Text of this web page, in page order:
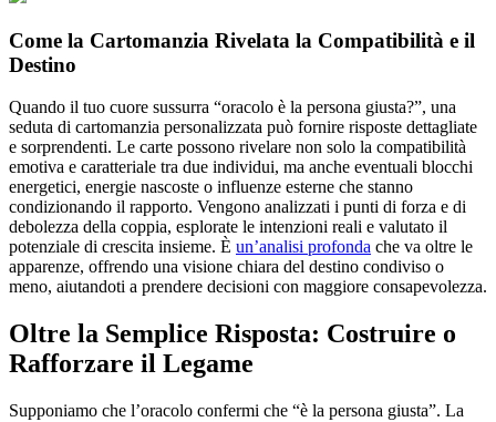
Come la Cartomanzia Rivelata la Compatibilità e il
Destino
Quando il tuo cuore sussurra “oracolo è la persona giusta?”, una
seduta di cartomanzia personalizzata può fornire risposte dettagliate
e sorprendenti. Le carte possono rivelare non solo la compatibilità
emotiva e caratteriale tra due individui, ma anche eventuali blocchi
energetici, energie nascoste o influenze esterne che stanno
condizionando il rapporto. Vengono analizzati i punti di forza e di
debolezza della coppia, esplorate le intenzioni reali e valutato il
potenziale di crescita insieme. È un’analisi profonda che va oltre le
apparenze, offrendo una visione chiara del destino condiviso o
meno, aiutandoti a prendere decisioni con maggiore consapevolezza.
Oltre la Semplice Risposta: Costruire o
Rafforzare il Legame
Supponiamo che l’oracolo confermi che “è la persona giusta”. La